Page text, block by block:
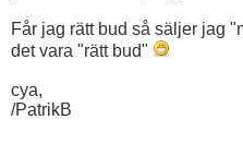
Får jag rätt bud så säljer jag
det vara "rätt bud"
cya,
/PatrikB